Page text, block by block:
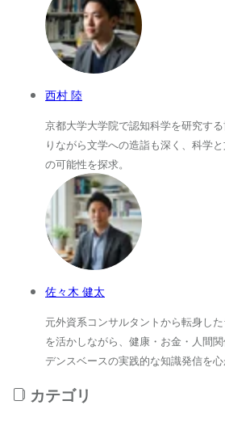
西村 陸
京都大学大学院で認知科学を研究す
りながら文学への造詣も深く、科学
の可能性を探求。
佐々木 健太
元外資系コンサルタントから転身し
を活かしながら、健康・お金・人間
デンスベースの実践的な知識発信を心
カテゴリ